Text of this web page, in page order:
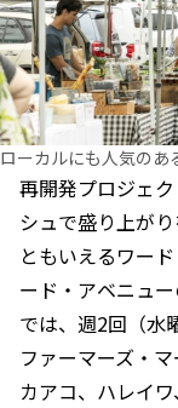
ローカルにも人気のあ
再開発プロジェ
シュで盛り上が
ともいえるワー
ード・アベニュ
では、週2回（水
ファーマーズ・
カアコ、ハレイ